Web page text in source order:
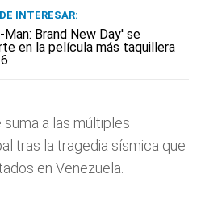
INTERESAR:
Man: Brand New Day' se
en la película más taquillera
a las múltiples
tras la tragedia sísmica que
en Venezuela.